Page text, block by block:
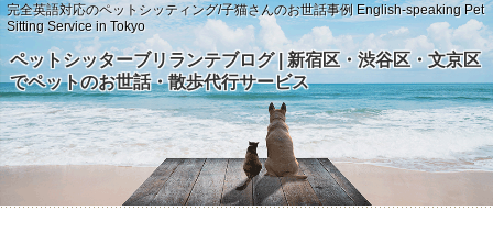
完全英語対応のペットシッティング/子猫さんのお世話事例 English-speaking Pet
Sitting Service in Tokyo
ペットシッターブリランテブログ | 新宿区・渋谷区・文京区
でペットのお世話・散歩代行サービス